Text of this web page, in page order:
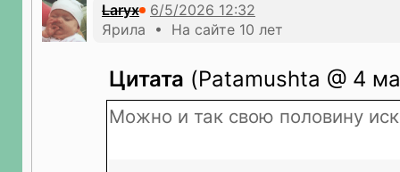
Laryx
Ярила • На сайте 10 лет
Цитата (Patamushta @ 4
Можно и так свою половину